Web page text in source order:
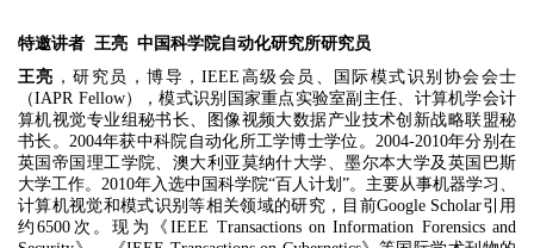
特邀讲者 王亮 中国科学院自动化研究所研究员
王亮 ，研究员，博导，IEEE高级会员、国际模式识别协会会士
（IAPR Fellow），模式识别国家重点实验室副主任、计算机学会计
算机视觉专业组秘书长、图像视频大数据产业技术创新战略联盟秘
书长。2004年获中科院自动化所工学博士学位。2004-2010年分别在
英国帝国理工学院、澳大利亚莫纳什大学、墨尔本大学及英国巴斯
大学工作。2010年入选中国科学院“百人计划”。主要从事机器学习、
计算机视觉和模式识别等相关领域的研究，目前Google Scholar引用
约6500次。现为《IEEE Transactions on Information Forensics and